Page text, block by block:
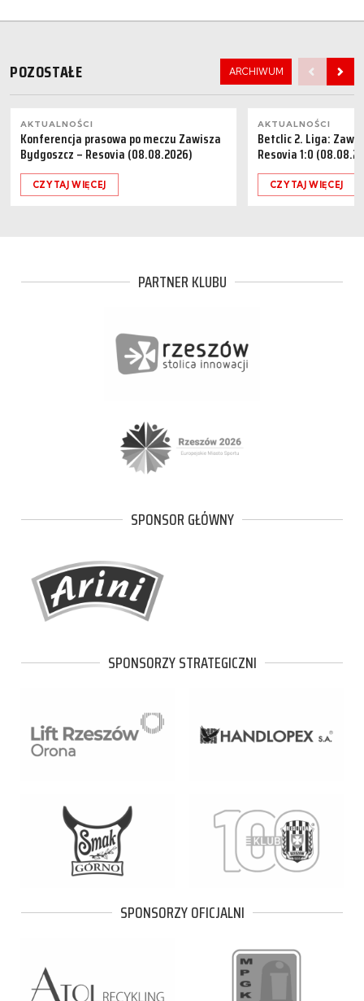
POZOSTAŁE ARCHIWUM
AKTUALNOŚCI
Konferencja prasowa po meczu Zawisza
Bydgoszcz – Resovia (08.08.2026)
CZYTAJ WIĘCEJ
AKTUALNOŚCI
Betclic 2. Liga:
Resovia 1:0
CZYTAJ WIĘCEJ
PARTNER KLUBU
SPONSOR GŁÓWNY
SPONSORZY STRATEGICZNI
SPONSORZY OFICJALNI